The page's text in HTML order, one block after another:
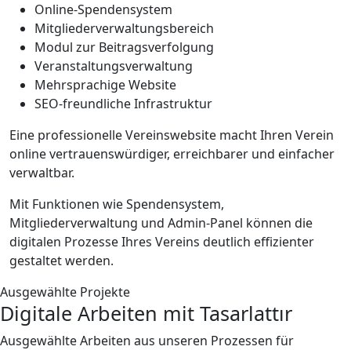
Online-Spendensystem
Mitgliederverwaltungsbereich
Modul zur Beitragsverfolgung
Veranstaltungsverwaltung
Mehrsprachige Website
SEO-freundliche Infrastruktur
Eine professionelle Vereinswebsite macht Ihren Verein
online vertrauenswürdiger, erreichbarer und einfacher
verwaltbar.
Mit Funktionen wie Spendensystem,
Mitgliederverwaltung und Admin-Panel können die
digitalen Prozesse Ihres Vereins deutlich effizienter
gestaltet werden.
Ausgewählte Projekte
Digitale Arbeiten mit Tasarlattır
Ausgewählte Arbeiten aus unseren Prozessen für